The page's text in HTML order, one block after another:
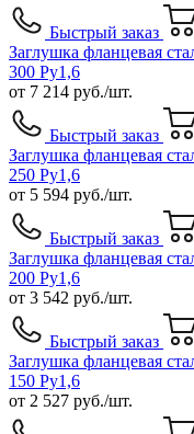
Быстрый заказ
Заглушка фланцевая
300 Ру1,6
от 7 214 руб./шт.
Быстрый заказ
Заглушка фланцевая
250 Ру1,6
от 5 594 руб./шт.
Быстрый заказ
Заглушка фланцевая
200 Ру1,6
от 3 542 руб./шт.
Быстрый заказ
Заглушка фланцевая
150 Ру1,6
от 2 527 руб./шт.